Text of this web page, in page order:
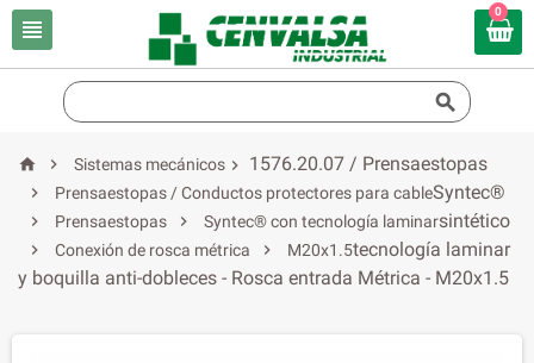

0

 
Sistemas mecánicos

Prensaestopas / Conductos protectores para cable

Prensaestopas 
Syntec® con tecnología laminar

Conexión de rosca métrica  M20x1.5

1576.20.07 / Prensaestopas
Syntec®
sintético
tecnología laminar
y boquilla anti-dobleces - Rosca entrada Métrica - M20x1.5